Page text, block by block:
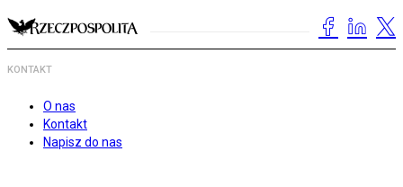
KONTAKT
O nas
Kontakt
Napisz do nas